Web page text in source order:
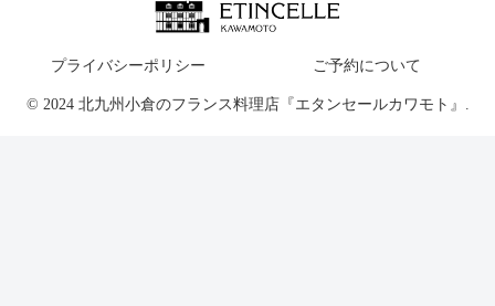
プライバシーポリシー ご予約について
© 2024 北九州小倉のフランス料理店『エタンセールカワモト』.